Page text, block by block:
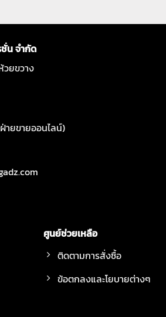
น จำกัด
วยขวาง
ายขายออนไลน์)
ศูนย์ช่วยเหลือ
ติดตามการสั่งซื้อ
ข้อตกลงและโยบายต่างๆ